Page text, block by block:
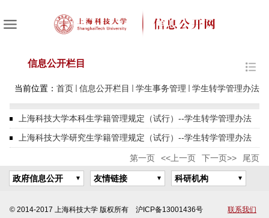
信息公开栏目
当前位置： 首页 信息公开栏目 学生事务管理 学生转学管理办法
上海科技大学本科生学籍管理规定（试行）--学生转学管理办法
上海科技大学研究生学籍管理规定（试行）--学生转学管理办法
第一页 <<上一页 下一页>> 尾页
政府信息公开 友情链接 科研机构
© 2014-2017 上海科技大学 版权所有 沪ICP备13001436号
联系我们